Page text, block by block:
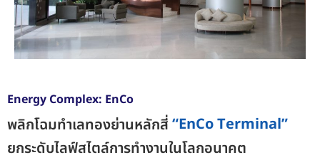
Energy Complex: EnCo
พลิกโฉมทำเลทองย่านหลักสี่
ยกระดับไลฟ์สไตล์การทำงานในโลกอนาคต